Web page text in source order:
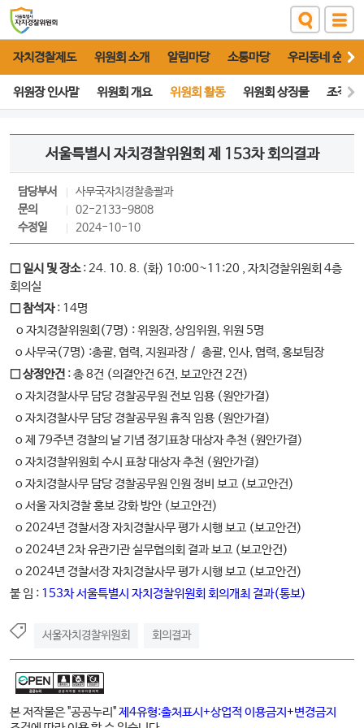
자치경찰제도 위원회 소개 알림마당 소통마당 우리동네 순찰대
위원장 인사말 위원회 개요 위원회 활동 위원회 상징물 조직도
서울특별시 자치경찰위원회 제 153차 회의결과
담당부서 사무국자치경찰총괄과
문의
02-2133-9808
수정일
2024-10-10
□ 일시 및 장소: 24. 10. 8. (화) 10:00~11:20 , 자치경찰위원회 4층
회의실
□ 참석자: 14명
o 자치경찰위원회(7명) : 위원장, 상임위원, 위원 5명
o 사무국(7명) :총괄, 협력, 지원과장 / 총괄, 인사, 협력, 홍보팀장
□ 상정안건 : 총 8건 (의결안건 6건, 보고안건 2건)
o 자치경찰사무 담당 경찰공무원 전보 임용 (원안가결)
o 자치경찰사무 담당 경찰공무원 휴직 임용 (원안가결)
o 제 79주년 경찰의 날 기념 정기표창 대상자 추천 (원안가결)
o 자치경찰위원회 수시 표창 대상자 추천 (원안가결)
o 자치경찰사무 담당 경찰공무원 인원 정비 보고 (보고안건)
o 서울 자치경찰 홍보 강화 방안 (보고안건)
o 2024년 경찰서장 자치경찰사무 평가 시행 보고 (보고안건)
o 2024년 2차 유관기관 실무협의회 결과 보고 (보고안건)
o 2024년 경찰서장 자치경찰사무 평가 시행 보고 (보고안건)
붙 임 : 153차 서울특별시 자치경찰위원회 회의개최 결과(통보)
서울자치경찰위원회 회의결과
본 저작물은 "공공누리"제4유형:출처표시+상업적 이용금지+변경금지